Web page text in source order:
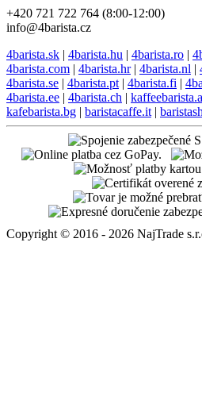
+420 721 722 764 (8:00-12:00)
info@4barista.cz
4barista.sk | 4barista.hu | 4barista.ro |
4barista.com | 4barista.hr| 4barista.nl |
4barista.se | 4barista.pt | 4barista.fi |
4barista.ee | 4barista.ch |
kafebarista.bg | baristacaffe.it |
Copyright © 2016 - 2026 NajTrade